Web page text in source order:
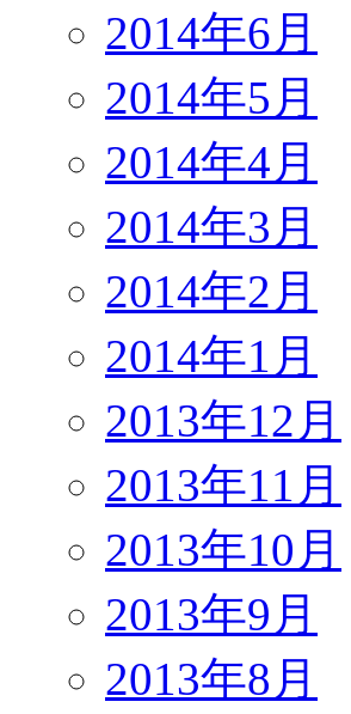
2014年6月
2014年5月
2014年4月
2014年3月
2014年2月
2014年1月
2013年12月
2013年11月
2013年10月
2013年9月
2013年8月